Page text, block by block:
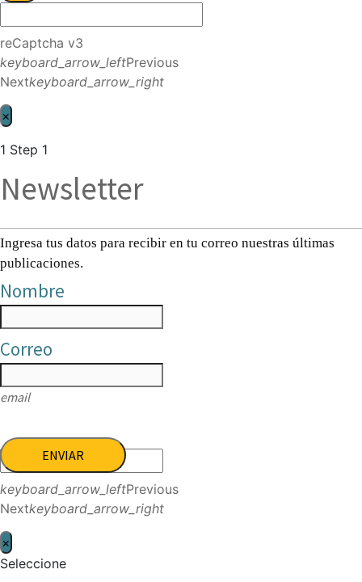
reCaptcha v3
keyboard_arrow_leftPrevious
Nextkeyboard_arrow_right
×
1 Step 1
Newsletter
Ingresa tus datos para recibir en tu correo nuestras últimas
publicaciones.
Nombre
Correo
email
ENVIAR
keyboard_arrow_leftPrevious
Nextkeyboard_arrow_right
×
Seleccione